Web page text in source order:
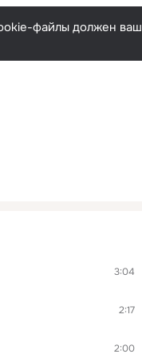
файлы должен ваш
3:04
2:17
2:00